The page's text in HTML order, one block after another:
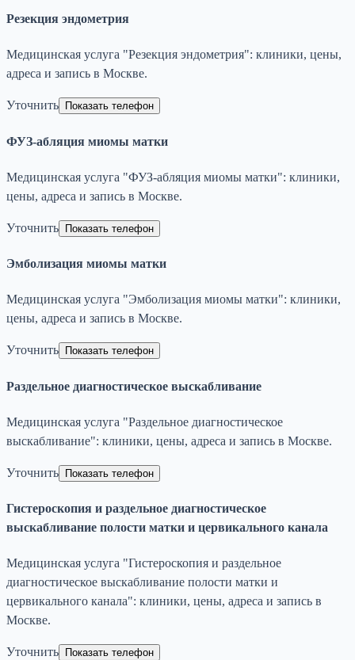
Резекция эндометрия
Медицинская услуга "Резекция эндометрия": клиники, цены,
адреса и запись в Москве.
Уточнить Показать телефон
ФУЗ-абляция миомы матки
Медицинская услуга "ФУЗ-абляция миомы матки": клиники,
цены, адреса и запись в Москве.
Уточнить Показать телефон
Эмболизация миомы матки
Медицинская услуга "Эмболизация миомы матки": клиники,
цены, адреса и запись в Москве.
Уточнить Показать телефон
Раздельное диагностическое выскабливание
Медицинская услуга "Раздельное диагностическое
выскабливание": клиники, цены, адреса и запись в Москве.
Уточнить Показать телефон
Гистероскопия и раздельное диагностическое
выскабливание полости матки и цервикального канала
Медицинская услуга "Гистероскопия и раздельное
диагностическое выскабливание полости матки и
цервикального канала": клиники, цены, адреса и запись в
Москве.
Уточнить Показать телефон